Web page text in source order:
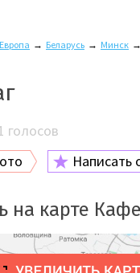
Европа → Беларусь → Минск →
голосов
Написать
на карте